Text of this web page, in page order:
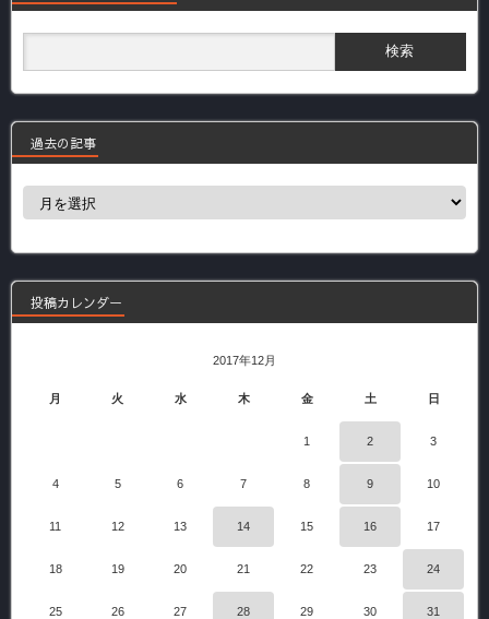
過去の記事
過
事
投稿カレンダー
2017年12月
月 火 水 木 金 土 日
1 2 3
4 5 6 7 8 9 10
11 12 13 14 15 16 17
18 19 20 21 22 23 24
25 26 27 28 29 30 31